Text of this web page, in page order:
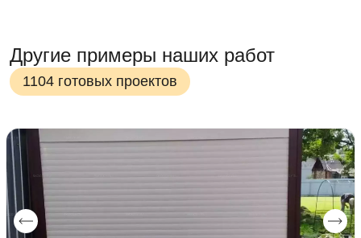
Другие примеры наших работ
1104 готовых проектов